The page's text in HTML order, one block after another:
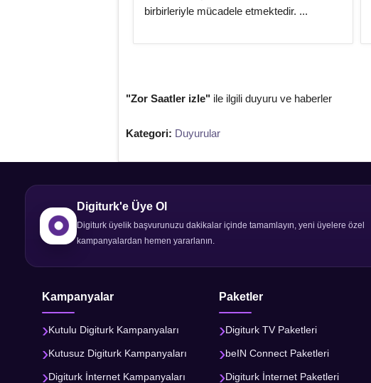
birbirleriyle mücadele etmektedir. ...
"Zor Saatler izle" ile ilgili duyuru ve haberler
Kategori: Duyurular
Digiturk'e Üye Ol
Digiturk üyelik başvurunuzu dakikalar içinde tamamlayın, yeni üyelere özel
kampanyalardan hemen yararlanın.
Kampanyalar
Kutulu Digiturk Kampanyaları
Kutusuz Digiturk Kampanyaları
Digiturk İnternet Kampanyaları
Paketler
Digiturk TV Paketleri
beIN Connect Paketleri
Digiturk İnternet Paketleri